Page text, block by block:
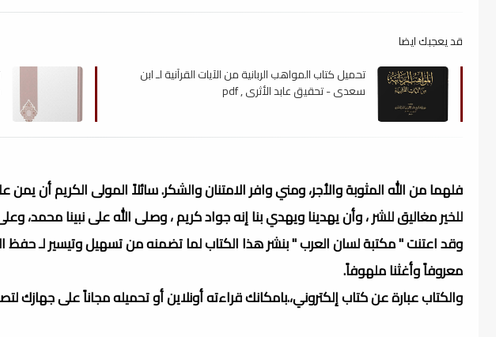
قد يعجبك ايضا
تحميل كتاب المواهب الربانية من الآيات القرآنية لـ ابن
سعدي - تحقيق عابد الأثرى , pdf
فلهما من الله المثوبة والأجر، ومني وافر الامتنان والشكر. سائلاً المولى الكريم أن يمن
للخير مغاليق للشر ، وأن يهدينا ويهدي بنا إنه جواد كريم ، وصلى الله على نبينا محمد،
وقد اعتنت " مكتبة لسان العرب " بنشر هذا الكتاب لما تضمنه من تسهيل وتيسير لـ حفظ
معروفاً وأغثنا ملهوفاً.
والكتاب عبارة عن كتاب إلكتروني،.بامكانك قراءته أونلاين أو تحميله مجاناً على